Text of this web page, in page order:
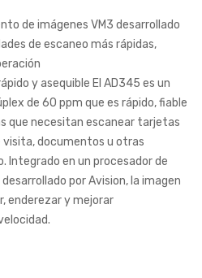
de imágenes VM3 desarrollado
de escaneo más rápidas,
y asequible El AD345 es un
de 60 ppm que es rápido, fiable
que necesitan escanear tarjetas
documentos u otras
Integrado en un procesador de
por Avision, la imagen
enderezar y mejorar